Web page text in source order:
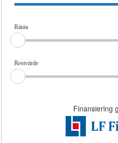
Ränta
Restvärde
Finansiering